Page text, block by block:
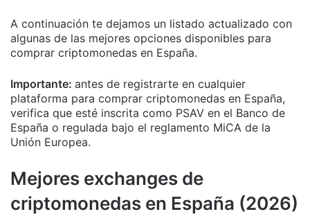
A continuación te dejamos un listado actualizado con
algunas de las mejores opciones disponibles para
comprar criptomonedas en España.
Importante: antes de registrarte en cualquier
plataforma para comprar criptomonedas en España,
verifica que esté inscrita como PSAV en el Banco de
España o regulada bajo el reglamento MiCA de la
Unión Europea.
Mejores exchanges de
criptomonedas en España (2026)